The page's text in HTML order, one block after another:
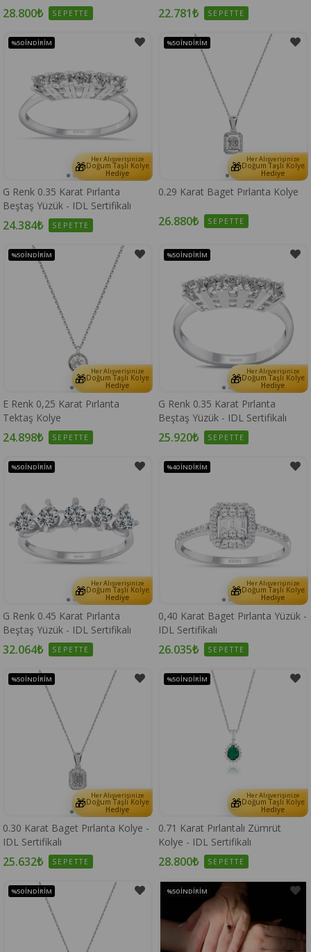
28.800₺ SEPETTE 22.781₺ SEPETTE
🎁 Her Alışverişinize
Doğum Taşlı Kolye
Hediye
G Renk 0.35 Karat Pırlanta
Beştaş Yüzük - IDL Sertifikalı
24.384₺ SEPETTE
%50İNDIRIM
🎁 Her Alışverişinize
Doğum Taşlı Kolye
Hediye
0.29 Karat Baget Pırlanta Kolye
26.880₺ SEPETTE
%50İNDIRIM
🎁 Her Alışverişinize
Doğum Taşlı Kolye
Hediye
E Renk 0,25 Karat Pırlanta
Tektaş Kolye
24.898₺ SEPETTE
%50İNDIRIM
🎁 Her Alışverişinize
Doğum Taşlı Kolye
Hediye
G Renk 0.35 Karat Pırlanta
Beştaş Yüzük - IDL Sertifikalı
25.920₺ SEPETTE
%50İNDIRIM
🎁 Her Alışverişinize
Doğum Taşlı Kolye
Hediye
G Renk 0.45 Karat Pırlanta
Beştaş Yüzük - IDL Sertifikalı
32.064₺ SEPETTE
%50İNDIRIM
🎁 Her Alışverişinize
Doğum Taşlı Kolye
Hediye
0,40 Karat Baget Pırlanta Yüzük -
IDL Sertifikalı
26.035₺ SEPETTE
%40İNDIRIM
🎁 Her Alışverişinize
Doğum Taşlı Kolye
Hediye
0.30 Karat Baget Pırlanta Kolye -
IDL Sertifikalı
25.632₺ SEPETTE
%50İNDIRIM
🎁 Her Alışverişinize
Doğum Taşlı Kolye
Hediye
0.71 Karat Pırlantalı Zümrüt
Kolye - IDL Sertifikalı
28.800₺ SEPETTE
%50İNDIRIM
%50İNDIRIM %50İNDIRIM